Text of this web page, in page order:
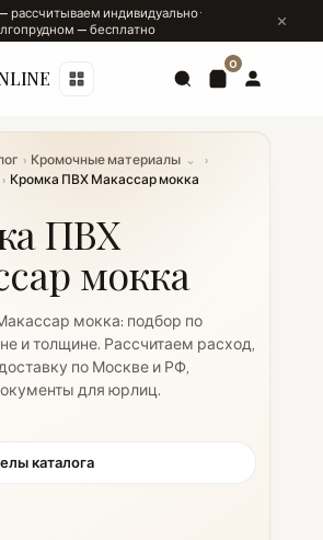
рассчитываем индивидуально ·
— бесплатно
0
› Кромочные материалы ⌄
›
› Кромка ПВХ Макассар мокка
ПВХ
мокка
мокка: подбор по
и толщине. Рассчитаем расход,
по Москве и РФ,
для юрлиц.
каталога